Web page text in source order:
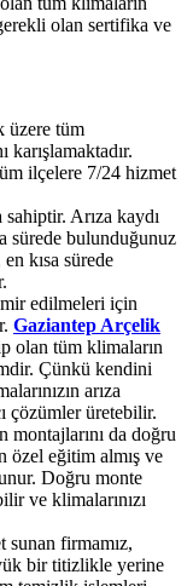
olan sertifika ve
üzere tüm
karışlamaktadır.
ilçelere 7/24 hizmet
Arıza kaydı
sürede bulunduğunuz
kısa sürede
edilmeleri için
Gaziantep Arçelik
olan tüm klimaların
Çünkü kendini
arıza
çözümler üretebilir.
montajlarını da doğru
eğitim almış ve
Doğru monte
ve klimalarınızı
sunan firmamız,
bir titizlikle yerine